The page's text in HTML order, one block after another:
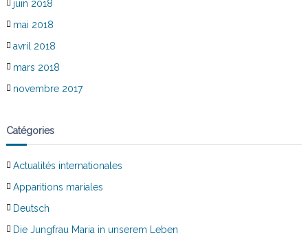
juin 2018
mai 2018
avril 2018
mars 2018
novembre 2017
Catégories
Actualités internationales
Apparitions mariales
Deutsch
Die Jungfrau Maria in unserem Leben